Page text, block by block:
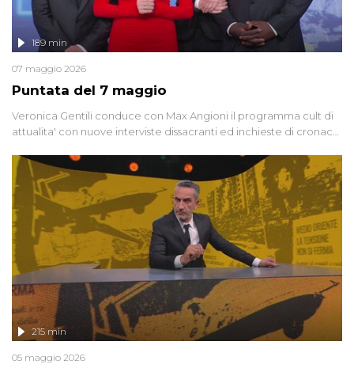
Puntata del 7 maggio
189 min
07 maggio 2026
Veronica Gentili conduce con Max Angioni il programma cult di
attualita' con nuove interviste dissacranti ed inchieste di cronaca
215 min
05 maggio 2026